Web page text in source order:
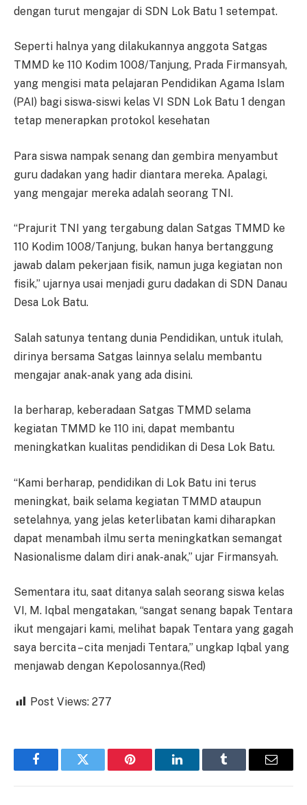
dengan turut mengajar di SDN Lok Batu 1 setempat.
Seperti halnya yang dilakukannya anggota Satgas
TMMD ke 110 Kodim 1008/Tanjung, Prada Firmansyah,
yang mengisi mata pelajaran Pendidikan Agama Islam
(PAI) bagi siswa-siswi kelas VI SDN Lok Batu 1 dengan
tetap menerapkan protokol kesehatan
Para siswa nampak senang dan gembira menyambut
guru dadakan yang hadir diantara mereka. Apalagi,
yang mengajar mereka adalah seorang TNI.
“Prajurit TNI yang tergabung dalan Satgas TMMD ke
110 Kodim 1008/Tanjung, bukan hanya bertanggung
jawab dalam pekerjaan fisik, namun juga kegiatan non
fisik,” ujarnya usai menjadi guru dadakan di SDN Danau
Desa Lok Batu.
Salah satunya tentang dunia Pendidikan, untuk itulah,
dirinya bersama Satgas lainnya selalu membantu
mengajar anak-anak yang ada disini.
Ia berharap, keberadaan Satgas TMMD selama
kegiatan TMMD ke 110 ini, dapat membantu
meningkatkan kualitas pendidikan di Desa Lok Batu.
“Kami berharap, pendidikan di Lok Batu ini terus
meningkat, baik selama kegiatan TMMD ataupun
setelahnya, yang jelas keterlibatan kami diharapkan
dapat menambah ilmu serta meningkatkan semangat
Nasionalisme dalam diri anak-anak,” ujar Firmansyah.
Sementara itu, saat ditanya salah seorang siswa kelas
VI, M. Iqbal mengatakan, “sangat senang bapak Tentara
ikut mengajari kami, melihat bapak Tentara yang gagah
saya bercita – cita menjadi Tentara,” ungkap Iqbal yang
menjawab dengan Kepolosannya.(Red)
Post Views: 277
FacebookTwitter Pinterest LinkedInTumblr Email